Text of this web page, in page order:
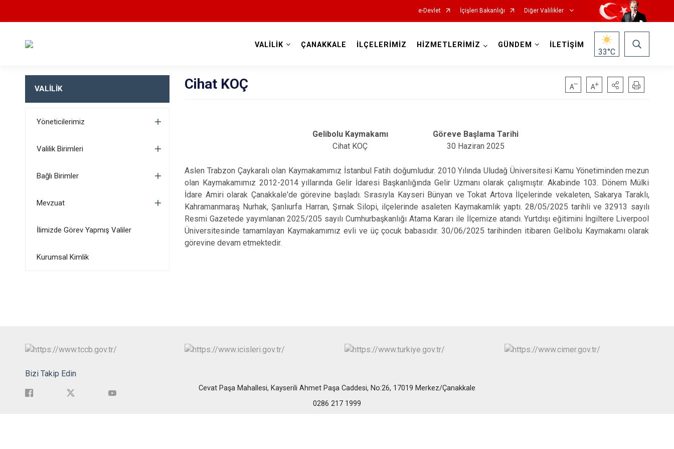
e-Devlet İçişleri Bakanlığı Diğer Valilikler
VALİLİK ÇANAKKALE İLÇELERİMİZ HİZMETLERİMİZ GÜNDEM İLETİŞİM
33°C
VALİLİK
Yöneticilerimiz
Valilik Birimleri
Bağlı Birimler
Mevzuat
İlimizde Görev Yapmış Valiler
Kurumsal Kimlik
Cihat KOÇ
Gelibolu Kaymakamı
Cihat KOÇ
Göreve Başlama Tarihi
30 Haziran 2025
Aslen Trabzon Çaykaralı olan Kaymakamımız İstanbul Fatih doğumludur. 2010 Yılında Uludağ Üniversitesi Kamu Yönetiminden mezun
olan Kaymakamımız 2012-2014 yıllarında Gelir İdaresi Başkanlığında Gelir Uzmanı olarak çalışmıştır. Akabinde 103. Dönem Mülki
İdare Amiri olarak Çanakkale'de görevine başladı. Sırasıyla Kayseri Bünyan ve Tokat Artova İlçelerinde vekaleten, Sakarya Taraklı,
Kahramanmaraş Nurhak, Şanlıurfa Harran, Şırnak Silopi, ilçelerinde asaleten Kaymakamlık yaptı. 28/05/2025 tarihli ve 32913 sayılı
Resmi Gazetede yayımlanan 2025/205 sayılı Cumhurbaşkanlığı Atama Kararı ile İlçemize atandı. Yurtdışı eğitimini İngiltere Liverpool
Üniversitesinde tamamlayan Kaymakamımız evli ve üç çocuk babasıdır. 30/06/2025 tarihinden itibaren Gelibolu Kaymakamı olarak
görevine devam etmektedir.
Bizi Takip Edin
Cevat Paşa Mahallesi, Kayserili Ahmet Paşa Caddesi, No:26, 17019 Merkez/Çanakkale
0286 217 1999